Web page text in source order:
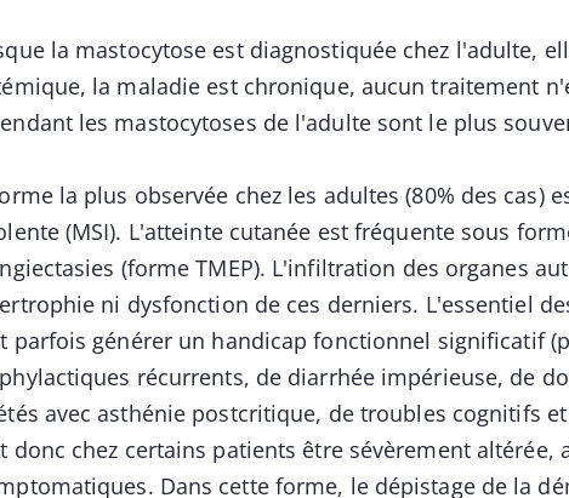
la mastocytose est diagnostiquée chez l'adulte,
la maladie est chronique, aucun traitement
les mastocytoses de l'adulte sont le plus
la plus observée chez les adultes (80% des cas)
(MSI). L'atteinte cutanée est fréquente sous
(forme TMEP). L'infiltration des organes
ni dysfonction de ces derniers. L'essentiel
parfois générer un handicap fonctionnel significatif
récurrents, de diarrhée impérieuse, de
avec asthénie postcritique, de troubles cognitifs
donc chez certains patients être sévèrement
Dans cette forme, le dépistage de la